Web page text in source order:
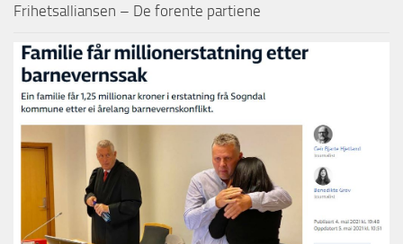
Frihetsalliansen – De forente partiene